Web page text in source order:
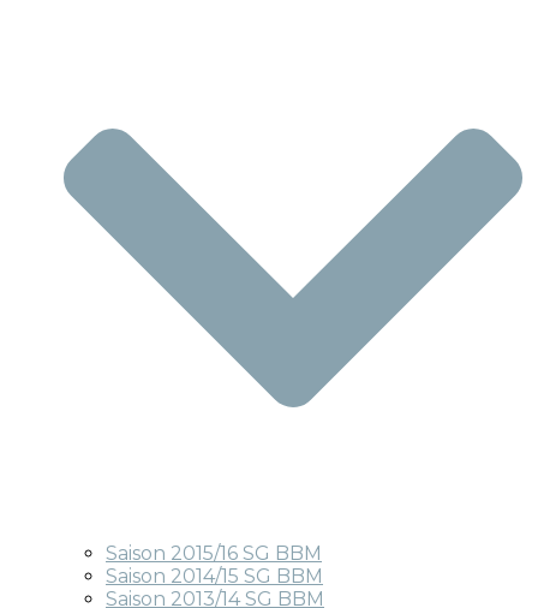
Saison 2015/16 SG BBM
Saison 2014/15 SG BBM
Saison 2013/14 SG BBM